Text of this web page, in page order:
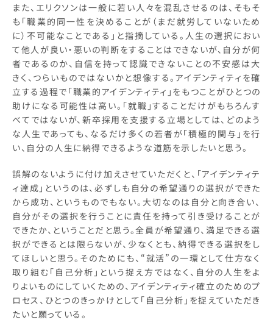
また、エリクソンは一般に若い人々を混乱させるのは、そもそ
も「職業的同一性を決めることが（まだ就労していないため
に）不可能なことである」と指摘している。人生の選択におい
て他人が良い・悪いの判断をすることはできないが、自分が何
者であるのか、自信を持って認識できないことの不安感は大
きく、つらいものではないかと想像する。アイデンティティを確
立する過程で「職業的アイデンティティ」をもつことがひとつの
助けになる可能性は高い。「就職」することだけがもちろんす
べてではないが、新卒採用を支援する立場としては、どのよう
な人生であっても、なるだけ多くの若者が「積極的関与」を行
い、自分の人生に納得できるような道筋を示したいと思う。
誤解のないように付け加えさせていただくと、「アイデンティテ
ィ達成」というのは、必ずしも自分の希望通りの選択ができた
から成功、というものでもない。大切なのは自分と向き合い、
自分がその選択を行うことに責任を持って引き受けることが
できたか、ということだと思う。全員が希望通り、満足できる選
択ができるとは限らないが、少なくとも、納得できる選択をし
てほしいと思う。そのためにも、“就活”の一環として仕方なく
取り組む「自己分析」という捉え方ではなく、自分の人生をよ
りよいものにしていくための、アイデンティティ確立のためのプ
ロセス、ひとつのきっかけとして「自己分析」を捉えていただき
たいと願っている。